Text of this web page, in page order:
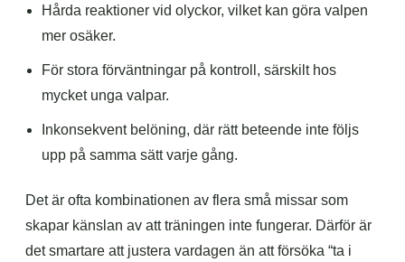
Hårda reaktioner vid olyckor, vilket kan göra valpen
mer osäker.
För stora förväntningar på kontroll, särskilt hos
mycket unga valpar.
Inkonsekvent belöning, där rätt beteende inte följs
upp på samma sätt varje gång.
Det är ofta kombinationen av flera små missar som
skapar känslan av att träningen inte fungerar. Därför är
det smartare att justera vardagen än att försöka “ta i